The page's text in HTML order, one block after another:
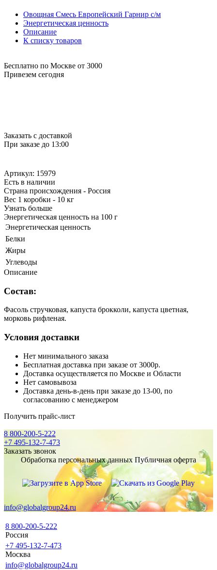
Овощная Смесь Европейский Гарнир с/м
Энергетическая ценность
Описание
К списку товаров
Бесплатно по Москве от 3000
Привезем сегодня
Заказать с доставкой
При заказе до 13:00
Артикул: 15979
Есть в наличии
Страна происхождения - Россия
Вес 1 коробки - 10 кг
Узнать больше
Энергетическая ценность на 100 г
Энергетическая ценность
Белки
Жиры
Углеводы
Описание
Состав:
Фасоль стручковая, капуста брокколи, капуста цветная,
морковь рифленая.
Условия доставки
Нет минимального заказа
Бесплатная доставка при заказе от 3000р.
Доставка осуществляется по Москве и Области
Нет самовывоза
Доставка день-в-день при заказе до 13-00, по
согласованию с менеджером
Получить прайс-лист
8 800-200-5-222
+7 495-132-7-473
Заказать звонок
Обработка персональных данных Публичная оферта
info@globalgroup24.ru
8 800-200-5-222
Россия
+7 495-132-7-473
Москва
info@globalgroup24.ru